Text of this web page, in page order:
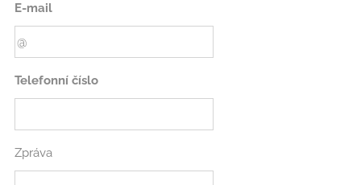
E-mail
Telefonní číslo
Zpráva